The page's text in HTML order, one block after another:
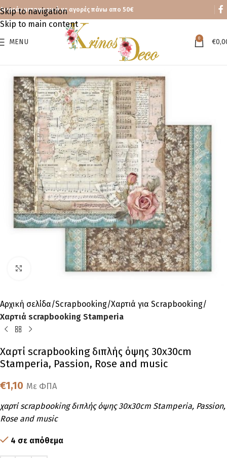
Skip to navigation
Skip to main content
Δωρεάν μεταφορικά με αγορές πάνω απο 50€
MENU 0 €
Click to enlarge
Αρχική σελίδα Scrapbooking Χαρτιά για Scrapbooking
Χαρτιά scrapbooking Stamperia
Χαρτί scrapbooking διπλής όψης 30x30cm
Stamperia, Passion, Rose and music
€1,10 Με ΦΠΑ
χαρτί scrapbooking διπλής όψης 30x30cm Stamperia, Passion,
Rose and music
4 σε απόθεμα